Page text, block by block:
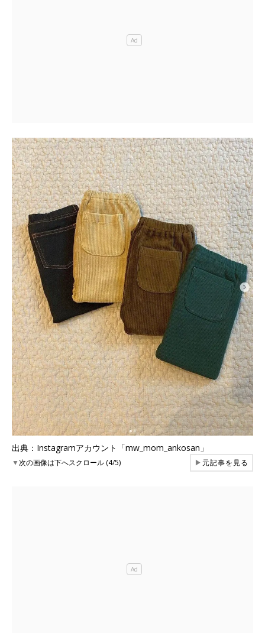
出典：Instagramアカウント「mw_mom_ankosan」
▼次の画像は下へスクロール (4/5) ▶元記事を見る